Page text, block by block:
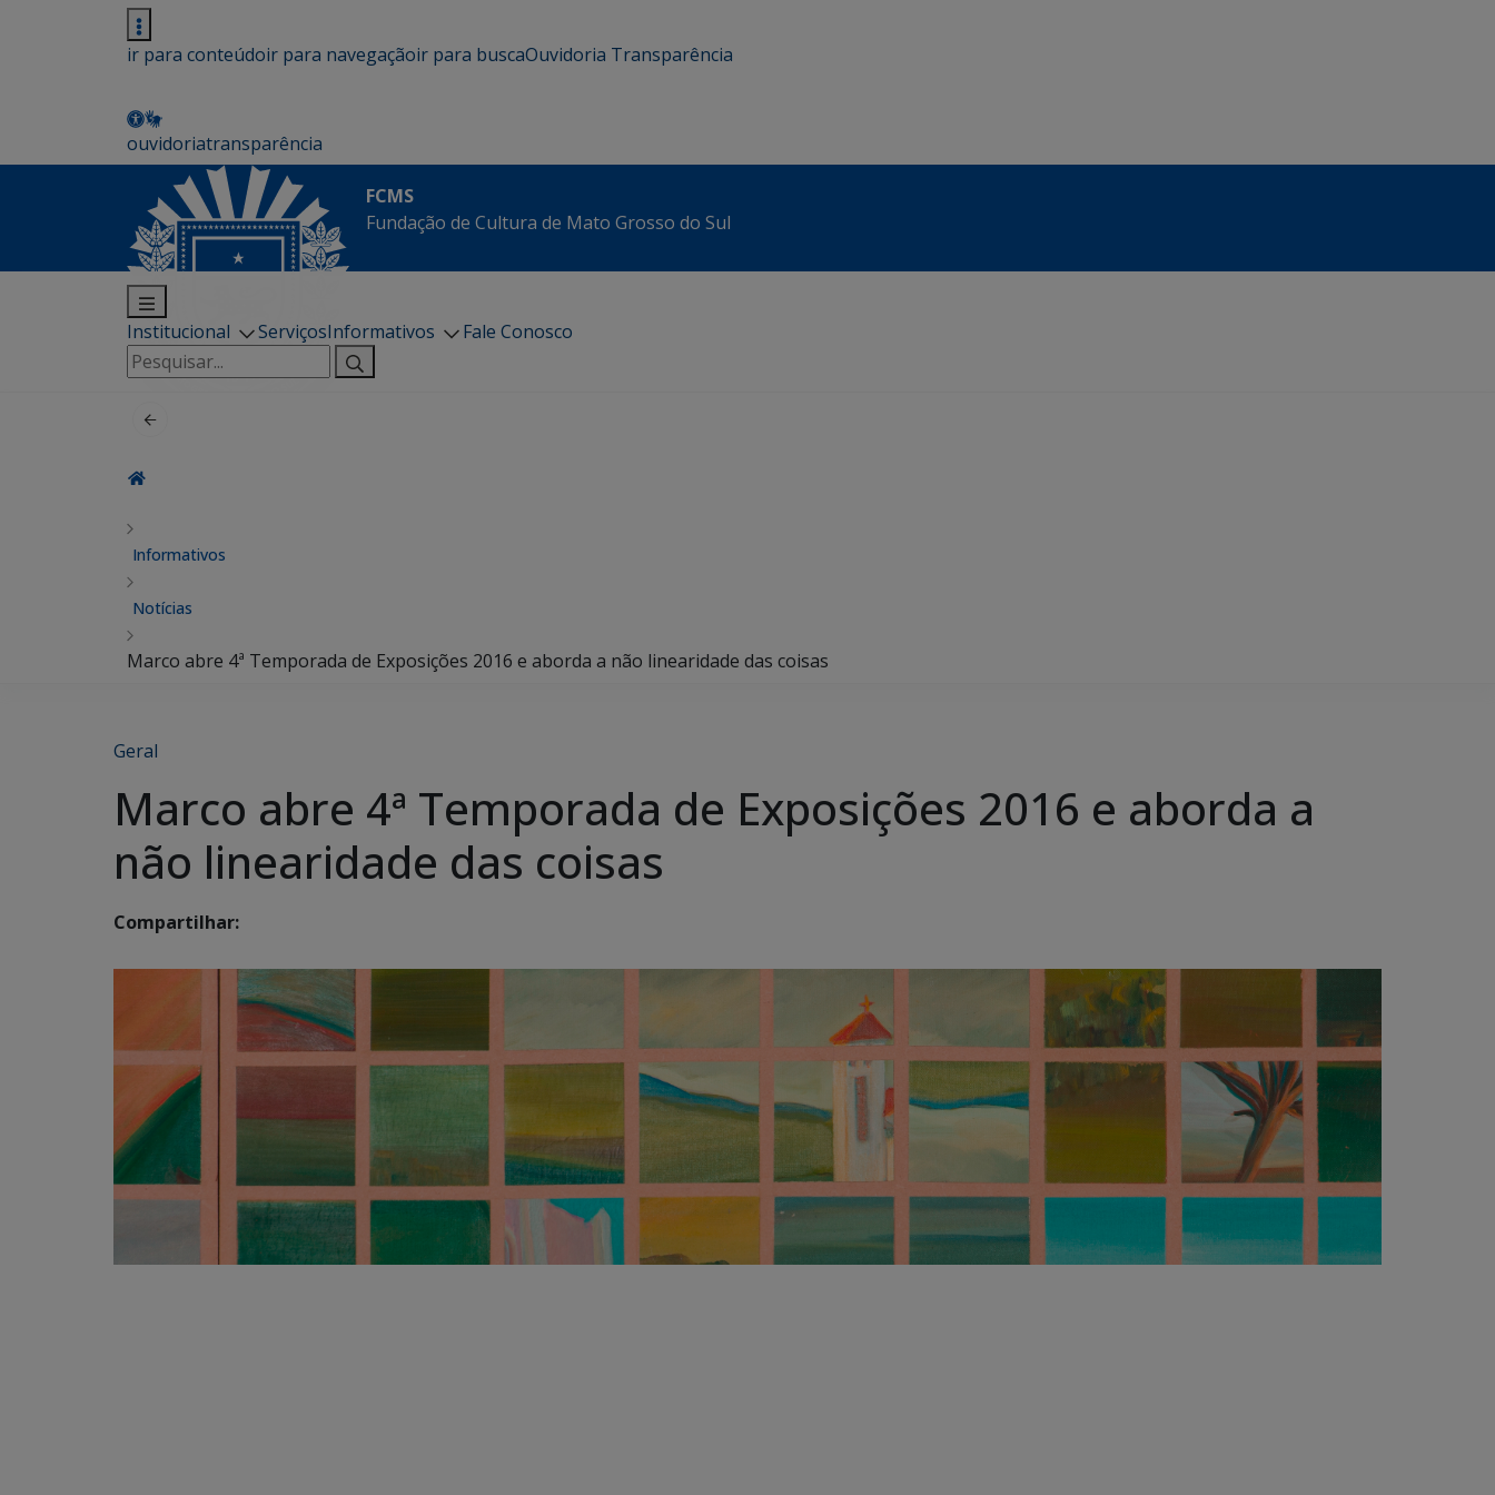
ir para conteúdoir para navegaçãoir para buscaOuvidoria Transparência
ouvidoriatransparência
FCMS
Fundação de Cultura de Mato Grosso do Sul
Institucional ServiçosInformativos
Fale Conosco
Pesquisar
por:
Informativos
Notícias
Marco abre 4ª Temporada de Exposições 2016 e aborda a não linearidade das coisas
Geral
Marco abre 4ª Temporada de Exposições 2016 e aborda a
não linearidade das coisas
Compartilhar: